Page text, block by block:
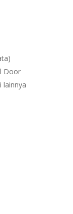
Door
lainnya